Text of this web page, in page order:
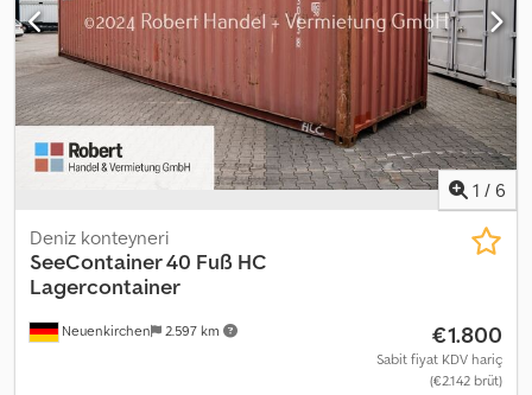
1 / 6
Neuenkirchen 2.597 km
Deniz konteyneri
SeeContainer 40 Fuß HC
Lagercontainer
€1.800
Sabit fiyat KDV hariç
(€2.142 brüt)